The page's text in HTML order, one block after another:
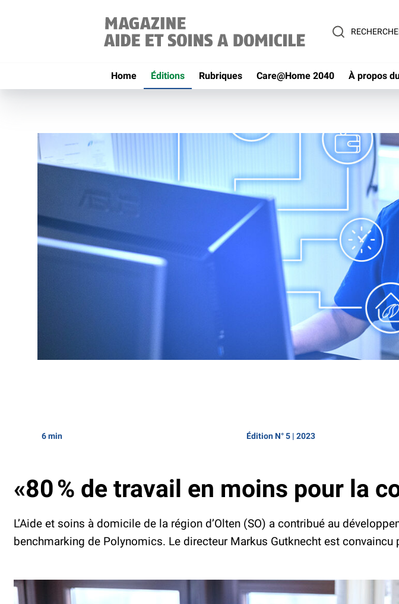
Home Éditions Rubriques Care@Home 2040 À propos
6 min Édition N° 5 | 2023
«80 % de travail en moins pour la
L’Aide et soins à domicile de la région d’Olten (SO) a contribué au
benchmarking de Polynomics. Le directeur Markus Gutknecht est convaincu